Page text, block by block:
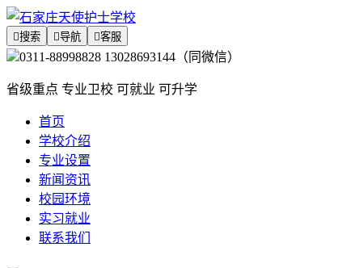
搜索 导航 客服
0311-88998828 13028693144（同微信）
省级重点 专业卫校 可就业 可升学
首页
学校介绍
专业设置
新闻资讯
校园环境
实习就业
联系我们